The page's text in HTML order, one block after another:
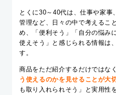
とくに30～40代は、仕事や家
管理など、日々の中で考えるこ
め、「便利そう」「自分の悩み
使えそう」と感じられる情報は
す。
商品をただ紹介するだけではな
う使えるのかを見せることが大切
も取り入れられそう」と実用性